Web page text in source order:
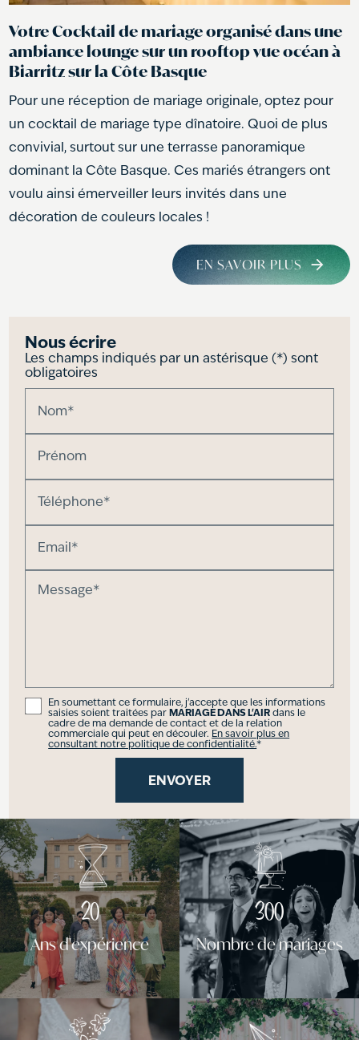
Votre Cocktail de mariage organisé dans une
ambiance lounge sur un rooftop vue océan à
Biarritz sur la Côte Basque
Pour une réception de mariage originale, optez pour
un cocktail de mariage type dînatoire. Quoi de plus
convivial, surtout sur une terrasse panoramique
dominant la Côte Basque. Ces mariés étrangers ont
voulu ainsi émerveiller leurs invités dans une
décoration de couleurs locales !
EN SAVOIR PLUS
Nous écrire
Les champs indiqués par un astérisque (*) sont
obligatoires
Nom*
Prénom
Téléphone*
Email*
Message*
En soumettant ce formulaire, j'accepte que les informations
saisies soient traitées parMARIAGE DANS L'AIRdans le
cadre de ma demande de contact et de la relation
commerciale qui peut en découler. En savoir plus en
consultant notre politique de confidentialité.*
20
Ans d'expérience
300
Nombre de mariages